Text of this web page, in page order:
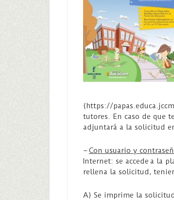
(https://
tutores. En caso de que
adjuntará a la solicitud
–Con usuario y
Internet: se accede a la
rellena la solicitud,
A) Se imprime la